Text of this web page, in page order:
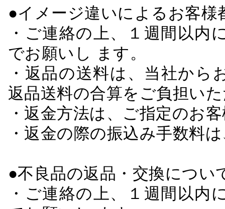
●イメージ違いによるお客
・ご連絡の上、１週間以
でお願いし ます。
・返品の送料は、当社か
返品送料の合算をご負担い
・返金方法は、ご指定のお
・返金の際の振込み手数料
●不良品の返品・交換につい
・ご連絡の上、１週間以